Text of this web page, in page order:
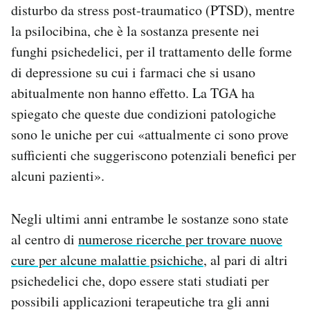
disturbo da stress post-traumatico (PTSD), mentre
la psilocibina, che è la sostanza presente nei
funghi psichedelici, per il trattamento delle forme
di depressione su cui i farmaci che si usano
abitualmente non hanno effetto. La TGA ha
spiegato che queste due condizioni patologiche
sono le uniche per cui «attualmente ci sono prove
sufficienti che suggeriscono potenziali benefici per
alcuni pazienti».
Negli ultimi anni entrambe le sostanze sono state
al centro di numerose ricerche per trovare nuove
cure per alcune malattie psichiche, al pari di altri
psichedelici che, dopo essere stati studiati per
possibili applicazioni terapeutiche tra gli anni